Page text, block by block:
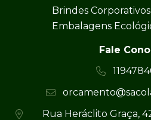
Brindes
Embalagens
Fale
Rua Heráclito Graça,